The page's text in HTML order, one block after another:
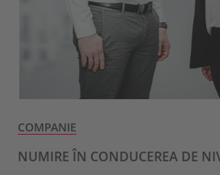
COMPANIE
NUMIRE ÎN CONDUCEREA DE